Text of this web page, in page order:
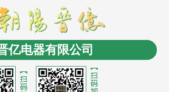
消防工程安装 商业电子秤
干扰屏蔽反制 沈阳油浸式变压
盘管 LCR数字电桥 贵州led显
亿电器有限公司